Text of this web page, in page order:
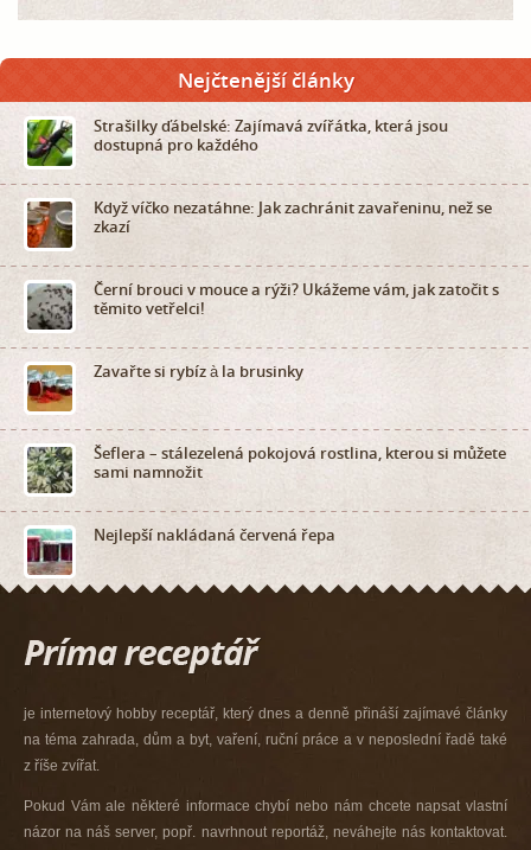
Nejčtenější články
Strašilky ďábelské: Zajímavá zvířátka, která jsou
dostupná pro každého
Když víčko nezatáhne: Jak zachránit zavařeninu, než se
zkazí
Černí brouci v mouce a rýži? Ukážeme vám, jak zatočit s
těmito vetřelci!
Zavařte si rybíz à la brusinky
Šeflera – stálezelená pokojová rostlina, kterou si můžete
sami namnožit
Nejlepší nakládaná červená řepa
je internetový hobby receptář, který dnes a denně přináší zajímavé články
na téma zahrada, dům a byt, vaření, ruční práce a v neposlední řadě také
z říše zvířat.
Pokud Vám ale některé informace chybí nebo nám chcete napsat vlastní
názor na náš server, popř. navrhnout reportáž, neváhejte nás kontaktovat.